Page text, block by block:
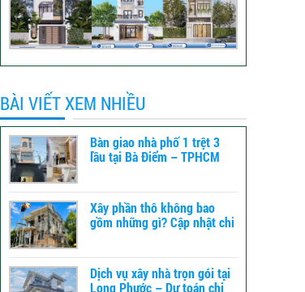
BÀI VIẾT XEM NHIỀU
Bàn giao nhà phố 1 trệt 3
lầu tại Bà Điểm – TPHCM
Xây phần thô không bao
gồm những gì? Cập nhật chi
Dịch vụ xây nhà trọn gói tại
Long Phước – Dự toán chi